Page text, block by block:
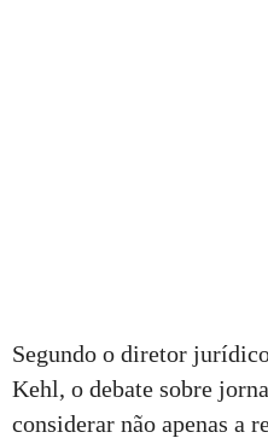
Segundo o diretor
Kehl, o debate sobre
considerar não apenas a